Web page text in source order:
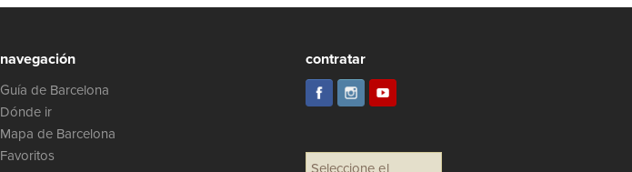
navegación
Guía de Barcelona
Dónde ir
Mapa de Barcelona
Favoritos
contratar
Seleccione el